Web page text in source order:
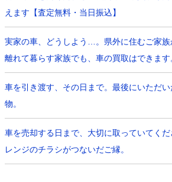
えます【査定無料・当日振込】
実家の車、どうしよう…。県外に住むご家族
離れて暮らす家族でも、車の買取はできます
車を引き渡す、その日まで。最後にいただ
物。
車を売却する日まで、大切に取っていてく
レンジのチラシがつないだご縁。